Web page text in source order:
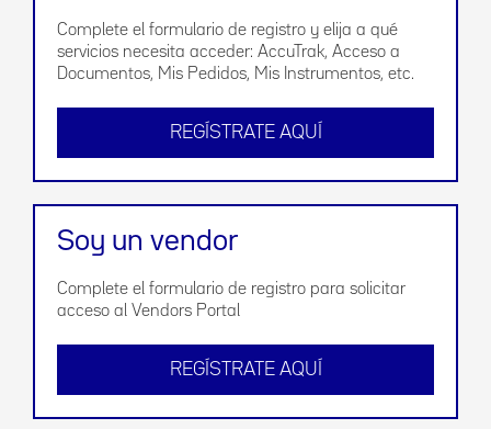
Complete el formulario de registro y elija a qué
servicios necesita acceder: AccuTrak, Acceso a
Documentos, Mis Pedidos, Mis Instrumentos, etc.
REGÍSTRATE AQUÍ
Soy un vendor
Complete el formulario de registro para solicitar
acceso al Vendors Portal
REGÍSTRATE AQUÍ